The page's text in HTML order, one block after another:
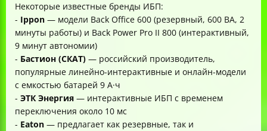
Некоторые известные бренды ИБП:
- Ippon — модели Back Office 600 (резервный, 600 ВА, 2
минуты работы) и Back Power Pro II 800 (интерактивный,
9 минут автономии)
- Бастион (СКАТ) — российский производитель,
популярные линейно-интерактивные и онлайн-модели
с емкостью батарей 9 А·ч
- ЭТК Энергия — интерактивные ИБП с временем
переключения около 10 мс
- Eaton — предлагает как резервные, так и